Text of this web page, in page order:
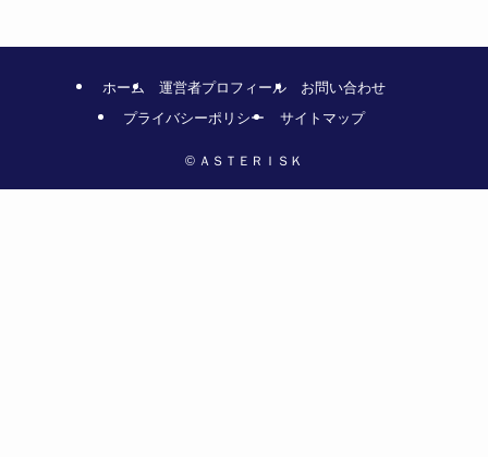
ホーム 運営者プロフィール
お問い合わせ
プライバシーポリシー
サイトマップ
© ＡＳＴＥＲＩＳＫ